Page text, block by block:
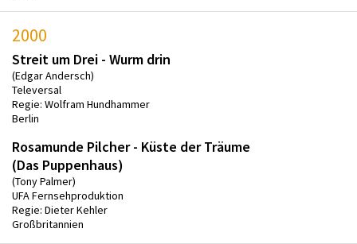
2000
Streit um Drei - Wurm drin
(Edgar Andersch)
Televersal
Regie: Wolfram Hundhammer
Berlin
Rosamunde Pilcher - Küste der Träume
(Das Puppenhaus)
(Tony Palmer)
UFA Fernsehproduktion
Regie: Dieter Kehler
Großbritannien